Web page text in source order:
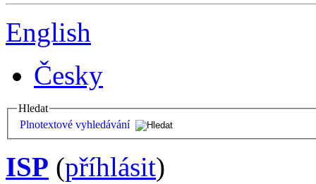
English
Česky
Hledat
Plnotextové vyhledávání
ISP (příhlásit)